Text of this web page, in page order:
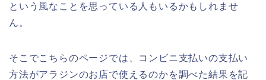
という風なことを思っている人もいるかもしれませ
ん。
そこでこちらのページでは、コンビニ支払いの支払い
方法がアラジンのお店で使えるのかを調べた結果を記